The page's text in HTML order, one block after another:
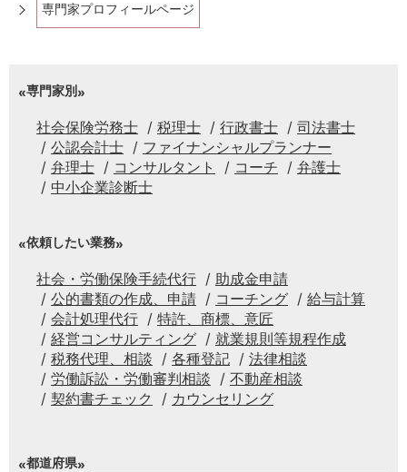
専門家プロフィールページ
専門家別
社会保険労務士 税理士 行政書士
司法書士
公認会計士
ファイナンシャルプランナー
弁理士
コンサルタント コーチ
弁護士
中小企業診断士
依頼したい業務
社会・労働保険手続代行
助成金申請
公的書類の作成、申請
コーチング
給与計算
会計処理代行
特許、商標、意匠
経営コンサルティング
就業規則等規程作成
税務代理、相談
各種登記
法律相談
労働訴訟・労働審判相談
不動産相談
契約書チェック
カウンセリング
都道府県